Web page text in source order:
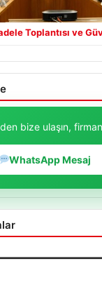
Toplantısı ve
bize ulaşın,
WhatsApp Mesaj